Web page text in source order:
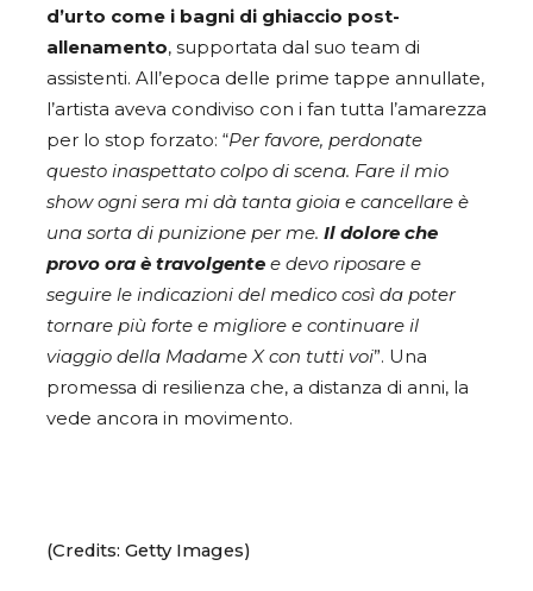
d’urto come i bagni di ghiaccio post-
allenamento, supportata dal suo team di
assistenti. All’epoca delle prime tappe annullate,
l’artista aveva condiviso con i fan tutta l’amarezza
per lo stop forzato: “Per favore, perdonate
questo inaspettato colpo di scena. Fare il mio
show ogni sera mi dà tanta gioia e cancellare è
una sorta di punizione per me. Il dolore che
provo ora è travolgente e devo riposare e
seguire le indicazioni del medico così da poter
tornare più forte e migliore e continuare il
viaggio della Madame X con tutti voi”. Una
promessa di resilienza che, a distanza di anni, la
vede ancora in movimento.
(Credits: Getty Images)